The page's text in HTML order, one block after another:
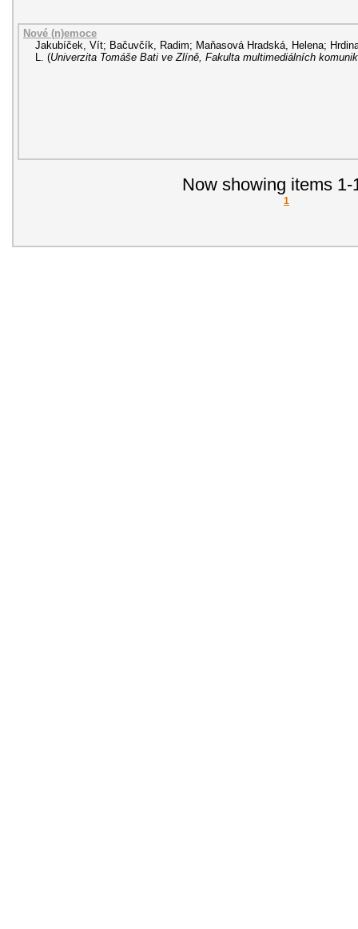
Nové (n)emoce
Jakubíček, Vít; Bačuvčík, Radim; Maňasová Hradská, Helena;
(Univerzita Tomáše Bati ve Zlíně, Fakulta multimediálních
Now showing items 1-
1